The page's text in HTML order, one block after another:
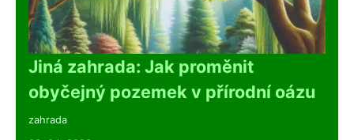
Jiná zahrada: Jak proměnit
obyčejný pozemek v přírodní oázu
zahrada